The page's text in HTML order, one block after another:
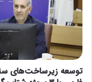
توسعه زیرساخت‌های